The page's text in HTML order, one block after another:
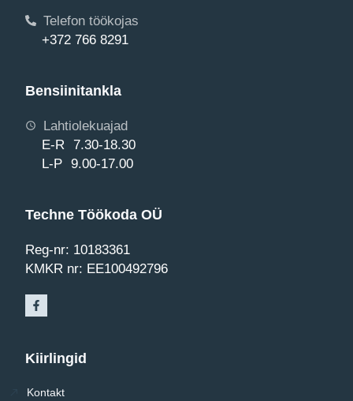
Telefon töökojas
+372 766 8291
Bensiinitankla
Lahtiolekuajad
E-R 7.30-18.30
L-P 9.00-17.00
Techne Töökoda OÜ
Reg-nr: 10183361
KMKR nr: EE100492796
Kiirlingid
Kontakt